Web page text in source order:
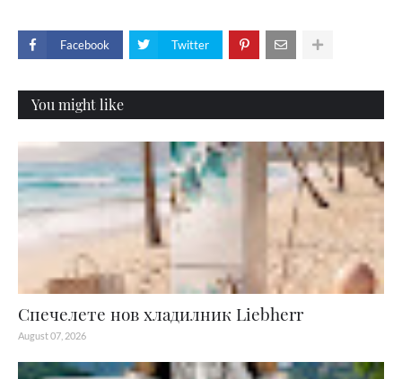
Facebook Twitter
You might like
Спечелете нов хладилник Liebherr
August 07, 2026